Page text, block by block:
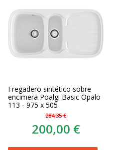
Fregadero sintético sobre
encimera Poalgi Basic Opalo
113 - 975 x 505
284,35 €
200,00 €